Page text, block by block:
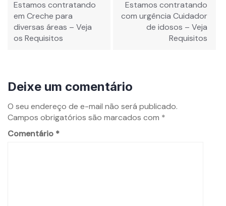
Estamos contratando
em Creche para
diversas áreas – Veja
os Requisitos
Estamos contratando
com urgência Cuidador
de idosos – Veja
Requisitos
Deixe um comentário
O seu endereço de e-mail não será publicado.
Campos obrigatórios são marcados com *
Comentário *